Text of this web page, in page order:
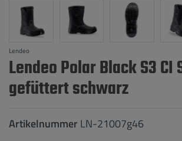
Lendeo
Lendeo Polar Black S3 CI
gefüttert schwarz
Artikelnummer LN-21007g46